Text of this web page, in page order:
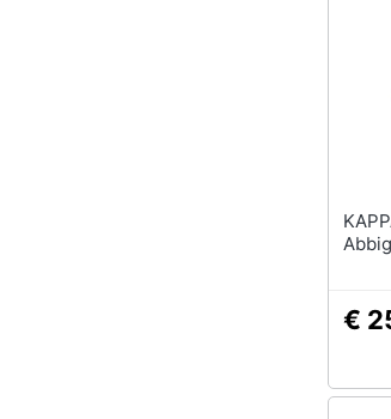
KAPPA - Calze
€